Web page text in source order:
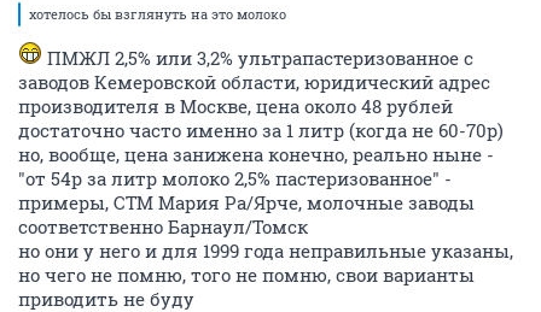
хотелось бы взглянуть на это молоко
ПМЖЛ 2,5% или 3,2% ультрапастеризованное с
заводов Кемеровской области, юридический адрес
производителя в Москве, цена около 48 рублей
достаточно часто именно за 1 литр (когда не 60-70р)
но, вообще, цена занижена конечно, реально ныне -
"от 54р за литр молоко 2,5% пастеризованное" -
примеры, СТМ Мария Ра/Ярче, молочные заводы
соответственно Барнаул/Томск
но они у него и для 1999 года неправильные указаны,
но чего не помню, того не помню, свои варианты
приводить не буду